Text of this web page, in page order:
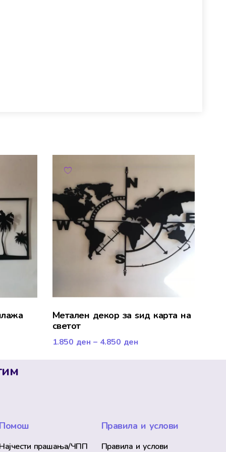
Метален декор за ѕид карта на
светот
1.850 ден – 4.850 ден
прашања/ЧПП
Правила и услови
Правила и услови